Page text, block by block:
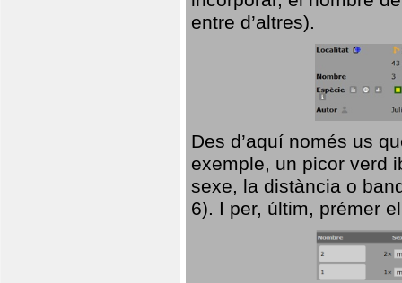
entre d’altres).
Des d’aquí només us
exemple, un picor verd
sexe, la distància o
6). I per, últim, prémer